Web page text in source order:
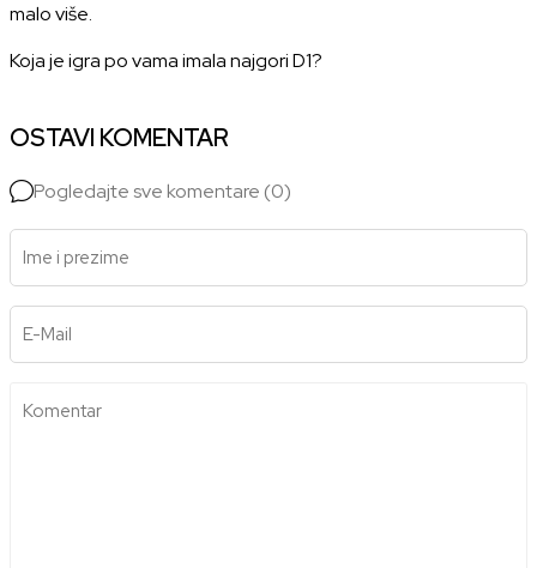
malo više.
Koja je igra po vama imala najgori D1?
OSTAVI KOMENTAR
Pogledajte sve komentare (0)
Ime i prezime
E-Mail
Komentar